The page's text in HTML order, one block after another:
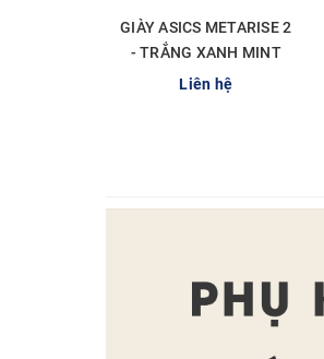
GIÀY ASICS METARISE 2
- TRẮNG XANH MINT
Liên hệ